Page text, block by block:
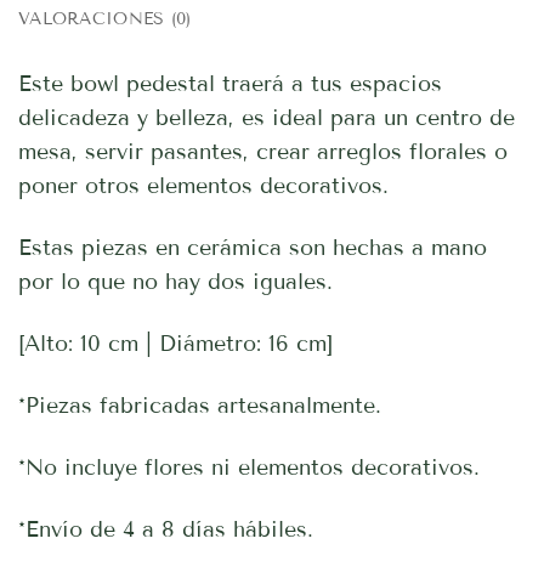
VALORACIONES (0)
Este bowl pedestal traerá a tus espacios
delicadeza y belleza, es ideal para un centro de
mesa, servir pasantes, crear arreglos florales o
poner otros elementos decorativos.
Estas piezas en cerámica son hechas a mano
por lo que no hay dos iguales.
[Alto: 10 cm | Diámetro: 16 cm]
*Piezas fabricadas artesanalmente.
*No incluye flores ni elementos decorativos.
*Envío de 4 a 8 días hábiles.